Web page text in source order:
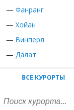
— Фанранг
— Хойан
— Винперл
— Далат
ВСЕ КУРОРТЫ